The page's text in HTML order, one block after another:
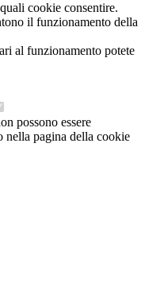
cookie consentire.
il funzionamento della
al funzionamento potete
possono essere
nella pagina della cookie